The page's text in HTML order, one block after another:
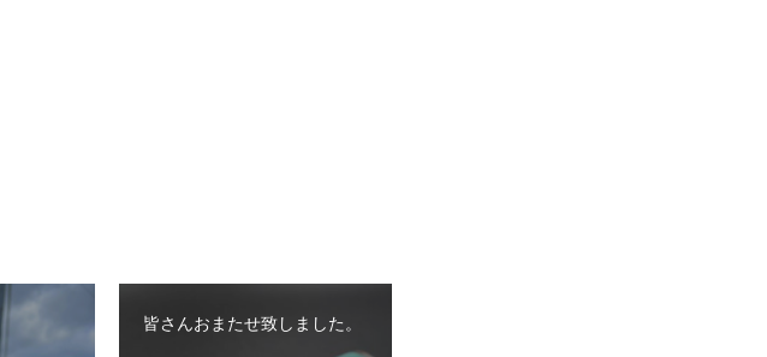
皆さんおまたせ致しました。